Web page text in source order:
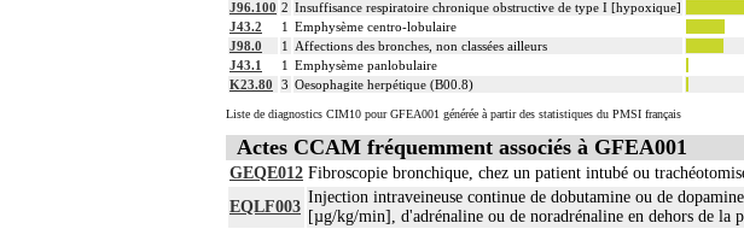
J96.100 2 Insuffisance respiratoire chronique obstructive de type I [hypoxique]
J43.2
1 Emphysème centro-lobulaire
J98.0
1
Affections des bronches, non classées ailleurs
J43.1
1 Emphysème panlobulaire
K23.80
3 Oesophagite herpétique (B00.8)
Liste de diagnostics CIM10 pour GFEA001 générée à partir des statistiques du PMSI français
Actes CCAM fréquemment associés à GFEA001
GEQE012 Fibroscopie bronchique, chez un patient intubé ou
EQLF003
Injection intraveineuse continue de dobutamine ou de
[µg/kg/min], d'adrénaline ou de noradrénaline en dehors de la